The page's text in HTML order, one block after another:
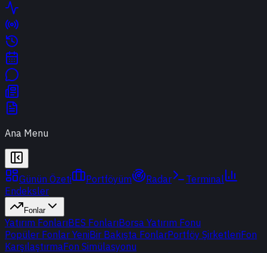
Ana Menu
Günün Özeti Portföyüm Radar
Terminal
Endeksler
Fonlar
Yatırım FonlarıBES FonlarıBorsa Yatırım Fonu
Popüler Fonlar YeniBir Bakışta FonlarPortföy ŞirketleriFon
KarşılaştırmaFon Simülasyonu